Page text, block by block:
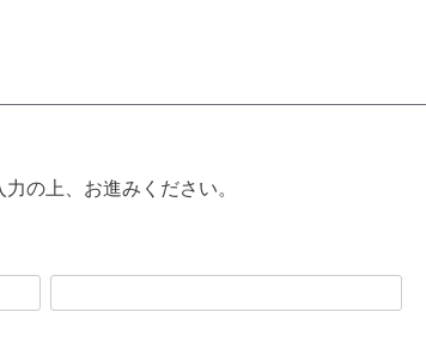
の上、お進みください。